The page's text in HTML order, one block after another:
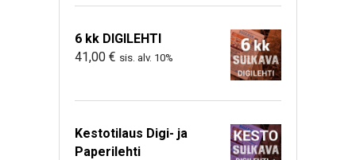
6 kk DIGILEHTI
41,00 € sis. alv. 10%
Kestotilaus Digi- ja
Paperilehti